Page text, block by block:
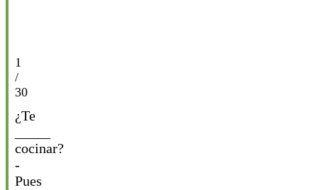
1
/
30
¿Te
cocinar?
-
Pues